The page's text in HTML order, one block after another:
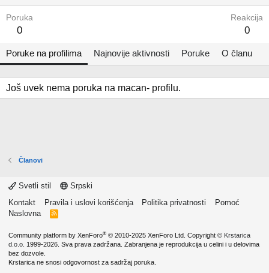
Poruka
0
Reakcija
0
Poruke na profilima Najnovije aktivnosti Poruke O članu
Još uvek nema poruka na macan- profilu.
Članovi
Svetli stil
Srpski
Kontakt
Pravila i uslovi korišćenja Politika privatnosti
Pomoć
Naslovna
R
Community platform by XenForo® © 2010-2025 XenForo Ltd. Copyright © Krstarica
d.o.o. 1999-2026. Sva prava zadržana. Zabranjena je reprodukcija u celini i u delovima
bez dozvole.
Krstarica ne snosi odgovornost za sadržaj poruka.